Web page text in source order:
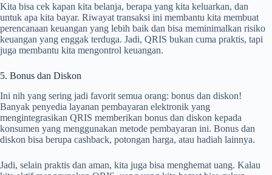
Kita bisa cek kapan kita belanja, berapa yang kita keluarkan, dan
untuk apa kita bayar. Riwayat transaksi ini membantu kita membuat
perencanaan keuangan yang lebih baik dan bisa meminimalkan risiko
keuangan yang enggak terduga. Jadi, QRIS bukan cuma praktis, tapi
juga membantu kita mengontrol keuangan.
5. Bonus dan Diskon
Ini nih yang sering jadi favorit semua orang: bonus dan diskon!
Banyak penyedia layanan pembayaran elektronik yang
mengintegrasikan QRIS memberikan bonus dan diskon kepada
konsumen yang menggunakan metode pembayaran ini. Bonus dan
diskon bisa berupa cashback, potongan harga, atau hadiah lainnya.
Jadi, selain praktis dan aman, kita juga bisa menghemat uang. Kalau